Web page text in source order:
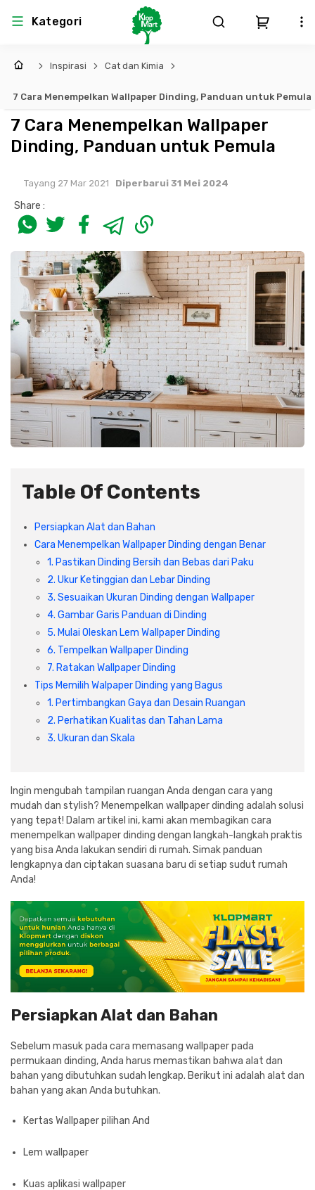
Kategori
Arsitektur
Lem
Dinding
Pintu, Jendela & Perlengkapan
Cat dan Pelapis Dinding
Lantai
Plafon & Partisi
Sanitari & Aksesorisnya
Aksesoris Dapur
Peralatan & Perkakas
Aksesoris Perabot
Scaffolding
Konstruksi
Atap & Lantai
Cat dan Kimia
Saniter
Struktural
Produk K3
Perlengkapan
Bekisting
Besi Beton & Wiremesh
Beton
Material Alam
Besi Profil & Plat
Produk Pracetak
Besi Profil & Baja
Semen & Sejenisnya
MEP
Sistem Elektro
Sistem Penanggulangan Kebakaran
Sistem Pemipaan
Peralatan Elektronik
Peralatan Utama
Sistem Elektrikal
Pompa dan Pipa
Lampu & Listrik
Interior
Landscape
Inspirasi Cat dan Kimia
7 Cara Menempelkan Wallpaper Dinding, Panduan untuk Pemula
7 Cara Menempelkan Wallpaper
Dinding, Panduan untuk Pemula
Tayang 27 Mar 2021 Diperbarui 31 Mei 2024
Share :
Table Of Contents
Persiapkan Alat dan Bahan
Cara Menempelkan Wallpaper Dinding dengan Benar
1. Pastikan Dinding Bersih dan Bebas dari Paku
2. Ukur Ketinggian dan Lebar Dinding
3. Sesuaikan Ukuran Dinding dengan Wallpaper
4. Gambar Garis Panduan di Dinding
5. Mulai Oleskan Lem Wallpaper Dinding
6. Tempelkan Wallpaper Dinding
7. Ratakan Wallpaper Dinding
Tips Memilih Walpaper Dinding yang Bagus
1. Pertimbangkan Gaya dan Desain Ruangan
2. Perhatikan Kualitas dan Tahan Lama
3. Ukuran dan Skala
Ingin mengubah tampilan ruangan Anda dengan cara yang
mudah dan stylish? Menempelkan wallpaper dinding adalah solusi
yang tepat! Dalam artikel ini, kami akan membagikan cara
menempelkan wallpaper dinding dengan langkah-langkah praktis
yang bisa Anda lakukan sendiri di rumah. Simak panduan
lengkapnya dan ciptakan suasana baru di setiap sudut rumah
Anda!
Persiapkan Alat dan Bahan
Sebelum masuk pada cara memasang wallpaper pada
permukaan dinding, Anda harus memastikan bahwa alat dan
bahan yang dibutuhkan sudah lengkap. Berikut ini adalah alat dan
bahan yang akan Anda butuhkan.
Kertas Wallpaper pilihan And
Lem wallpaper
Kuas aplikasi wallpaper